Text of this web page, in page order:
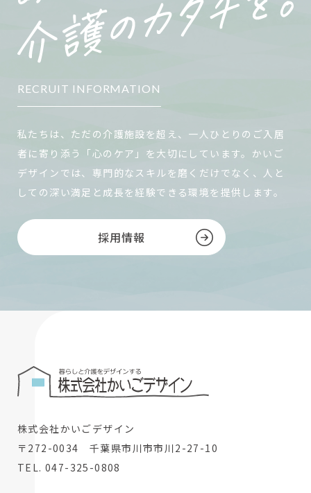
RECRUIT INFORMATION
私たちは、ただの介護施設を超え、一人ひとりのご入居
者に寄り添う「心のケア」を大切にしています。かいご
デザインでは、専門的なスキルを磨くだけでなく、人と
しての深い満足と成長を経験できる環境を提供します。
採用情報
株式会社かいごデザイン
〒272-0034 千葉県市川市市川2-27-10
TEL. 047-325-0808